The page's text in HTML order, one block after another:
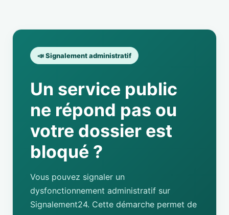
📣 Signalement administratif
Un service public
ne répond pas ou
votre dossier est
bloqué ?
Vous pouvez signaler un
dysfonctionnement administratif sur
Signalement24. Cette démarche permet de